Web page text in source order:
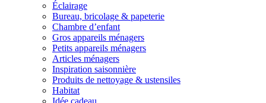
Éclairage
Bureau, bricolage & papeterie
Chambre d’enfant
Gros appareils ménagers
Petits appareils ménagers
Articles ménagers
Inspiration saisonnière
Produits de nettoyage & ustensiles
Habitat
Idée cadeau